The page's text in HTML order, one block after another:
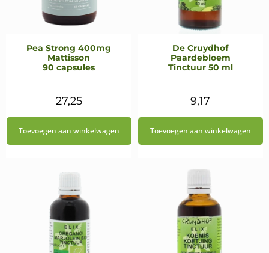
Pea Strong 400mg
Mattisson
90 capsules
27,25
Toevoegen aan winkelwagen
De Cruydhof
Paardebloem
Tinctuur 50 ml
9,17
Toevoegen aan winkelwagen